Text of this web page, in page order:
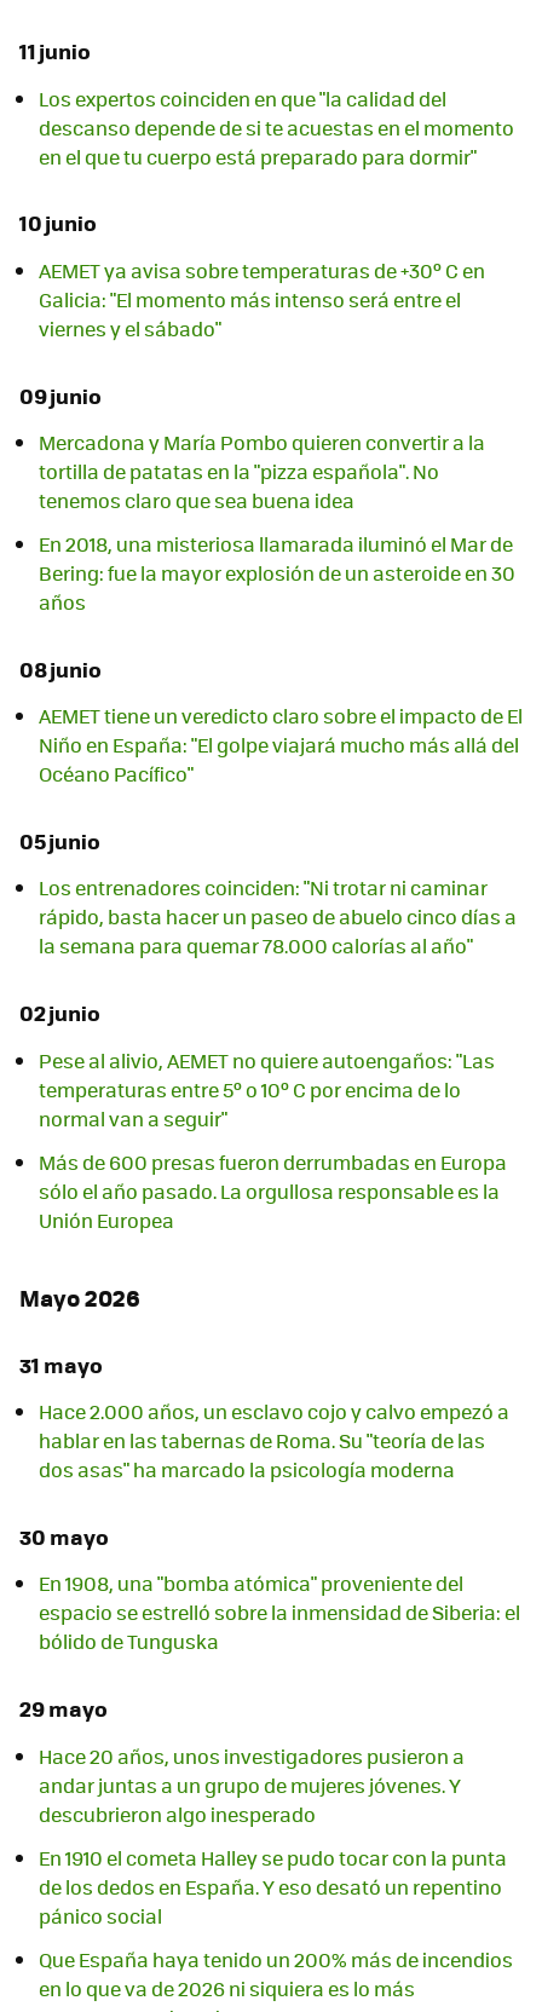
11 junio
Los expertos coinciden en que "la calidad del
descanso depende de si te acuestas en el momento
en el que tu cuerpo está preparado para dormir"
10 junio
AEMET ya avisa sobre temperaturas de +30º C en
Galicia: "El momento más intenso será entre el
viernes y el sábado"
09 junio
Mercadona y María Pombo quieren convertir a la
tortilla de patatas en la "pizza española". No
tenemos claro que sea buena idea
En 2018, una misteriosa llamarada iluminó el Mar de
Bering: fue la mayor explosión de un asteroide en 30
años
08 junio
AEMET tiene un veredicto claro sobre el impacto de El
Niño en España: "El golpe viajará mucho más allá del
Océano Pacífico"
05 junio
Los entrenadores coinciden: "Ni trotar ni caminar
rápido, basta hacer un paseo de abuelo cinco días a
la semana para quemar 78.000 calorías al año"
02 junio
Pese al alivio, AEMET no quiere autoengaños: "Las
temperaturas entre 5º o 10º C por encima de lo
normal van a seguir"
Más de 600 presas fueron derrumbadas en Europa
sólo el año pasado. La orgullosa responsable es la
Unión Europea
Mayo 2026
31 mayo
Hace 2.000 años, un esclavo cojo y calvo empezó a
hablar en las tabernas de Roma. Su "teoría de las
dos asas" ha marcado la psicología moderna
30 mayo
En 1908, una "bomba atómica" proveniente del
espacio se estrelló sobre la inmensidad de Siberia: el
bólido de Tunguska
29 mayo
Hace 20 años, unos investigadores pusieron a
andar juntas a un grupo de mujeres jóvenes. Y
descubrieron algo inesperado
En 1910 el cometa Halley se pudo tocar con la punta
de los dedos en España. Y eso desató un repentino
pánico social
Que España haya tenido un 200% más de incendios
en lo que va de 2026 ni siquiera es lo más